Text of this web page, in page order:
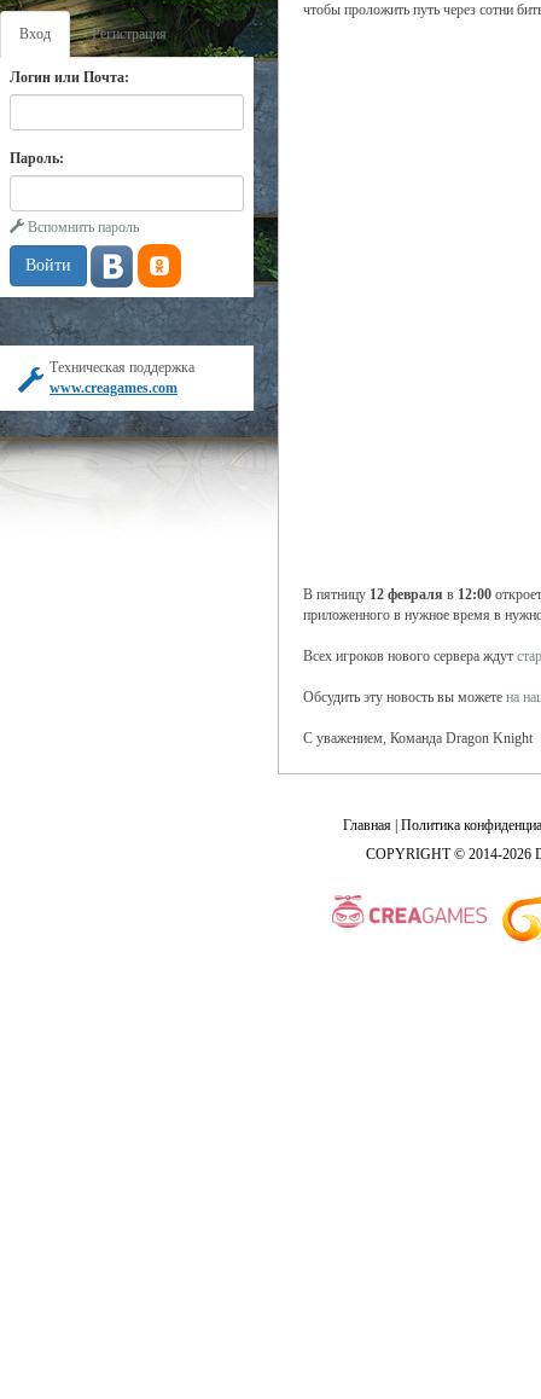
Вход Регистрация
Логин или Почта:
Пароль:
Вспомнить пароль
Техническая поддержка
www.creagames.com
чтобы проложить путь через сотни
В пятницу 12 февраля в 12:00
приложенного в нужное время в
Всех игроков нового сервера ждут
Обсудить эту новость вы можете на
С уважением, Команда Dragon Knight
Главная Политика
COPYRIGHT © 2014-2026